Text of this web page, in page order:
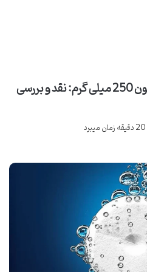
قرص جوشان منیزیم برونسون 250 میلی گرم: نقد و بررسی